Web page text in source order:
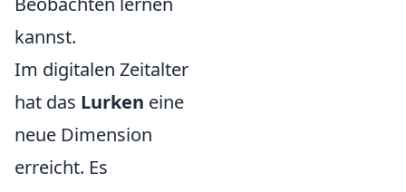
kannst.
Im digitalen Zeitalter
hat das Lurken eine
neue Dimension
erreicht. Es